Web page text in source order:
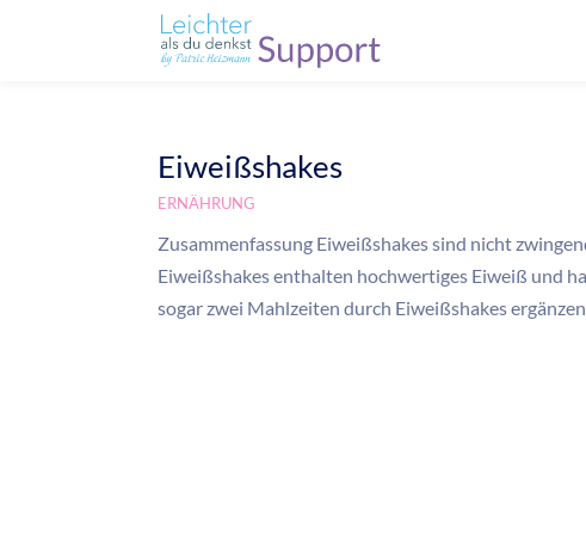
Eiweißshakes
ERNÄHRUNG
Zusammenfassung Eiweißshakes sind nicht
Eiweißshakes enthalten hochwertiges Eiweiß und
sogar zwei Mahlzeiten durch Eiweißshakes